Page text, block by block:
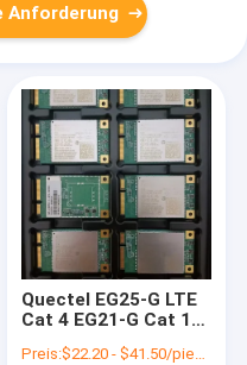
Anforderung
Quectel EG25-G LTE
Cat 4 EG21-G Cat 1
EG25-GGC EG21-GGB
Preis:$22.20 - $41.50/pieces